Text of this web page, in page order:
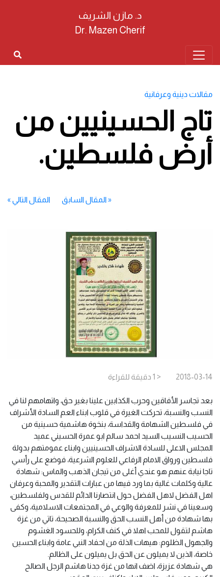
د. مازن الشريف
Dr. Mazen Cherif
مقالات دينية وعرفانية
تاج الحسينيين من
أرض فلسطين.
«المقال السابق المقال التالي »
2018-03-14
< 1 دقيقة للقراءة
بعد تجاسر الأفاقين وحرب الكذابين علينا بغير حق، واتهامهم لنا في
النسب والنسبة، تحركت الغيرة في قلوب ابناء العم السادة الأشراف
في فلسطين الشهامة والقداسة، بنخوة هاشمية حسينية من
الحسيب النسيب السيد احمد سالم ابو عمرة الحسيني عميد
المجلس الاعلى للسادة الاشراف الحسينيين وابناء عمومتهم بدولة
فلسطين ورواق الامام الرفاعي للعلوم الشرعية، فوضع على رأسي
تاجا نيابة عنهم هو عندي أغلى من تيجان الذهب والماس: شهادة
عالية وكلمات غالية بما ورد فيها من عبارات التقدير والمحبة وعرفان
اهل الفضل لاهل الفضل حول انتصارنا الدائم للقدس ولفلسطين،
وسعينا في نشر للمعرفة والوعي في المجتمعات الاسلامية، وكفى
بها شهادة من أهل النسب الحق والنسبة الصحيحة، تاتي من غزة
هاشم لتقول للمحب اهلا في كنف الكرام، وللحسود الغشوم
والجهول الظلوم: هيهات الذلة من احفاد النبي عامة وابناء الحسين
خاصة، الذين لا يميلون عن الحق بل يميلون على الظالم.
هي شهادة عزيزة، اضف انها من غزة جدنا هاشم الرجل الصالح